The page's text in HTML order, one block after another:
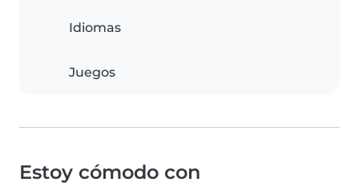
Idiomas
Juegos
Estoy cómodo con